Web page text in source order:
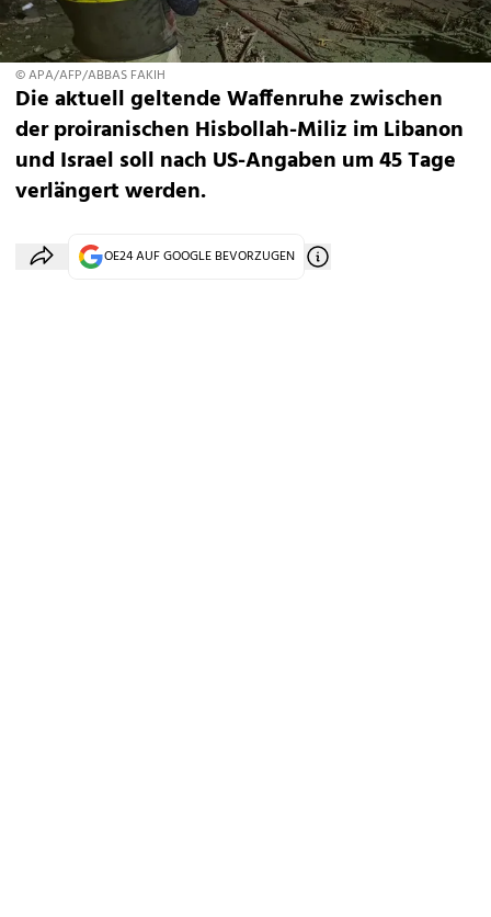
© APA/AFP/ABBAS FAKIH
Die aktuell geltende Waffenruhe zwischen
der proiranischen Hisbollah-Miliz im Libanon
und Israel soll nach US-Angaben um 45 Tage
verlängert werden.
OE24 AUF GOOGLE BEVORZUGEN